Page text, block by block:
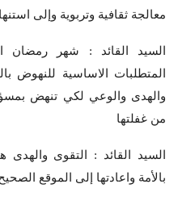
معالجة ثقافية وتربوية وإلى
السيد القائد : شهر رمضان
المتطلبات الاساسية للنهوض
والهدى والوعي لكي تنهض
من غفلتها
السيد القائد : التقوى والهدى
بالأمة واعادتها إلى الموقع